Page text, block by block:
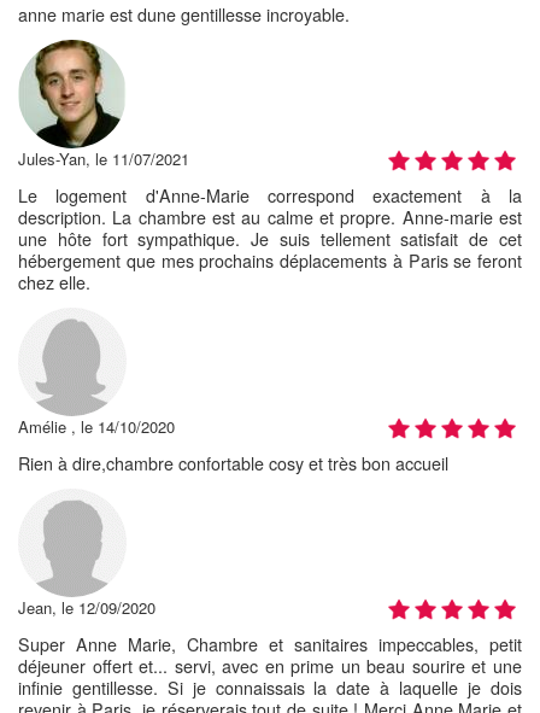
anne marie est dune gentillesse incroyable.
Jules-Yan, le 11/07/2021
Le logement d'Anne-Marie correspond exactement à la
description. La chambre est au calme et propre. Anne-marie est
une hôte fort sympathique. Je suis tellement satisfait de cet
hébergement que mes prochains déplacements à Paris se feront
chez elle.
Amélie , le 14/10/2020
Rien à dire,chambre confortable cosy et très bon accueil
Jean, le 12/09/2020
Super Anne Marie, Chambre et sanitaires impeccables, petit
déjeuner offert et... servi, avec en prime un beau sourire et une
infinie gentillesse. Si je connaissais la date à laquelle je dois